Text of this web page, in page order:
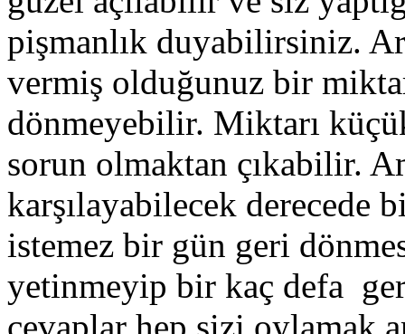
pişmanlık duyabilirsiniz.
vermiş olduğunuz bir
dönmeyebilir. Miktarı
sorun olmaktan çıkabilir.
karşılayabilecek derecede
istemez bir gün geri
yetinmeyip bir kaç defa